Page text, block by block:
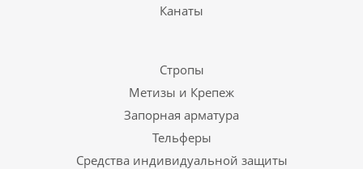
Канаты
Стропы
Метизы и Крепеж
Запорная арматура
Тельферы
Средства индивидуальной защиты